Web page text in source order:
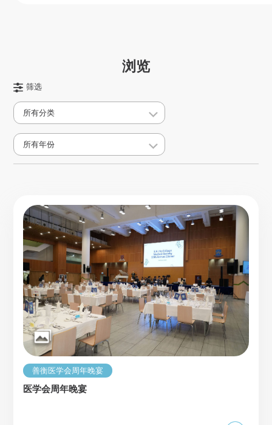
浏览
筛选
所有分类
所有年份
善衡医学会周年晚宴
医学会周年晚宴